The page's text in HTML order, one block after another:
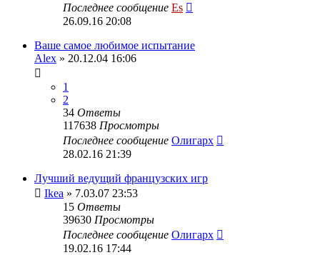
Последнее сообщение Es
26.09.16 20:08
Ваше самое любимое испытание
Alex » 20.12.04 16:06
1
2
34 Ответы
117638 Просмотры
Последнее сообщение Олигарх
28.02.16 21:39
Лучший ведущий французских игр
Ikea » 7.03.07 23:53
15 Ответы
39630 Просмотры
Последнее сообщение Олигарх
19.02.16 17:44